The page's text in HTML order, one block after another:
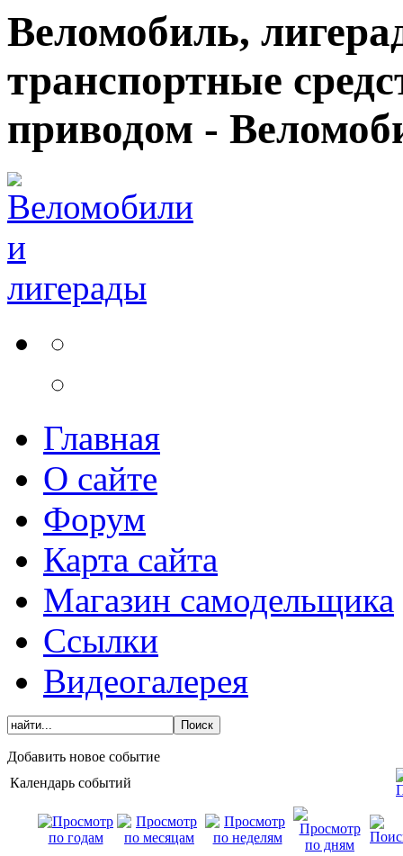
Веломобиль,
транспортные
приводом -
Главная
О сайте
Форум
Карта сайта
Магазин самодельщика
Ссылки
Видеогалерея
Добавить новое событие
Календарь событий